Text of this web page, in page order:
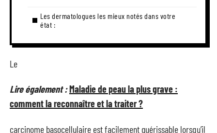
Les dermatologues les mieux notés dans votre
état :
Le
Lire également :Maladie de peau la plus grave :
comment la reconnaître et la traiter ?
carcinome basocellulaire est facilement guérissable lorsqu’il